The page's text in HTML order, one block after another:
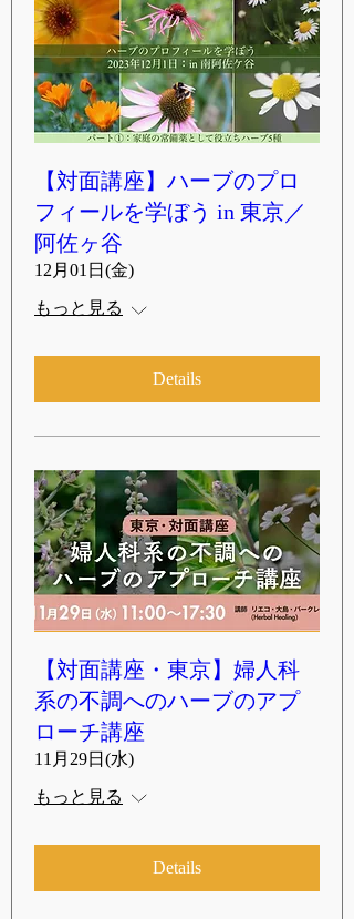
【対面講座】ハーブのプロ
フィールを学ぼう in 東京／
阿佐ヶ谷
12月01日(金)
もっと見る
Details
【対面講座・東京】婦人科
系の不調へのハーブのアプ
ローチ講座
11月29日(水)
もっと見る
Details